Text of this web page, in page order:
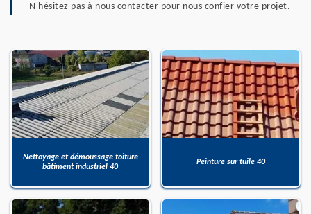
N'hésitez pas à nous contacter pour nous confier votre projet.
Nettoyage et démoussage toiture
bâtiment industriel 40
Peinture sur tuile 40